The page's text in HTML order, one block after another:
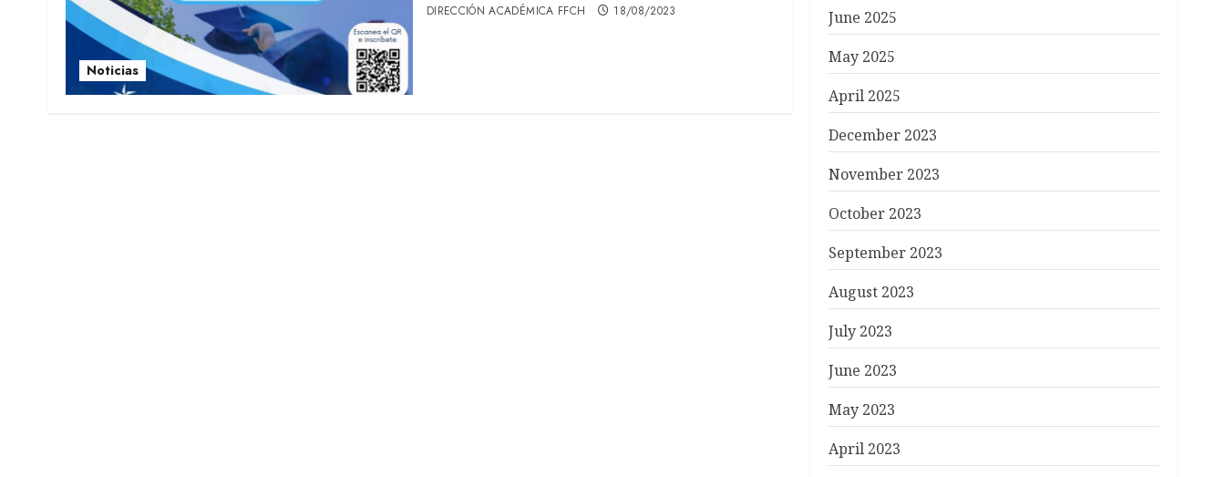
Noticias
DIRECCIÓN ACADÉMICA FFCH 18/08/2023
June 2025
May 2025
April 2025
December 2023
November 2023
October 2023
September 2023
August 2023
July 2023
June 2023
May 2023
April 2023